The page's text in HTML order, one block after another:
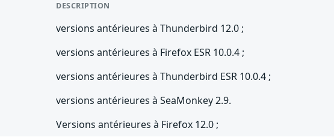
DESCRIPTION
versions antérieures à Thunderbird 12.0 ;
versions antérieures à Firefox ESR 10.0.4 ;
versions antérieures à Thunderbird ESR 10.0.4 ;
versions antérieures à SeaMonkey 2.9.
Versions antérieures à Firefox 12.0 ;